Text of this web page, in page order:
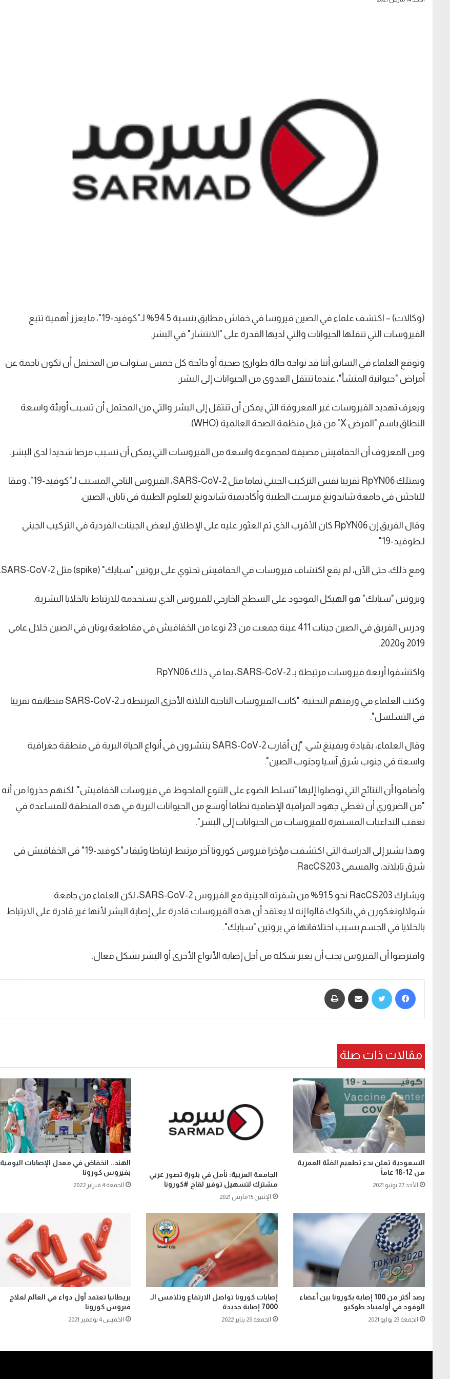
(وكالات) – اكتشف علماء في الصين فيروسا في خفاش مطابق بنسبة 94.5% لـ"كوفيد-19"، ما يعزز أهمية تتبع
الفيروسات التي تنقلها الحيوانات والتي لديها القدرة على "الانتشار" في البشر.
وتوقع العلماء في السابق أننا قد نواجه حالة طوارئ صحية أو جائحة كل خمس سنوات من المحتمل أن تكون ناجمة عن
أمراض "حيوانية المنشأ"، عندما تنتقل العدوى من الحيوانات إلى البشر.
ويعرف تهديد الفيروسات غير المعروفة التي يمكن أن تنتقل إلى البشر والتي من المحتمل أن تسبب أوبئة واسعة
النطاق باسم "المرض X" من قبل منظمة الصحة العالمية (WHO).
ومن المعروف أن الخفافيش مضيفة لمجموعة واسعة من الفيروسات التي يمكن أن تسبب مرضا شديدا لدى البشر.
ويمتلك RpYN06 تقريبا نفس التركيب الجيني تماما مثل SARS-CoV-2، الفيروس التاجي المسبب لـ"كوفيد-19"، وفقا
للباحثين في جامعة شاندونغ فيرست الطبية وأكاديمية شاندونغ للعلوم الطبية في تايان، الصين.
وقال الفريق إن RpYN06 كان الأقرب الذي تم العثور عليه على الإطلاق لبعض الجينات الفردية في التركيب الجيني
لـطوفيد-19".
ومع ذلك، حتى الآن، لم يقع اكتشاف فيروسات في الخفافيش تحتوي على بروتين "سبايك" (spike) مثل SARS-CoV-2.
وبروتين "سبايك" هو الهيكل الموجود على السطح الخارجي للفيروس الذي يستخدمه للارتباط بالخلايا البشرية.
ودرس الفريق في الصين جينات 411 عينة جمعت من 23 نوعا من الخفافيش في مقاطعة يونان في الصين خلال عامي
2019 و2020.
واكتشفوا أربعة فيروسات مرتبطة بـ SARS-CoV-2، بما في ذلك RpYN06.
وكتب العلماء في ورقتهم البحثية: "كانت الفيروسات التاجية الثلاثة الأخرى المرتبطة بـ SARS-CoV-2 متطابقة تقريبا
في التسلسل".
وقال العلماء، بقيادة ويفينغ شي: "إن أقارب SARS-CoV-2 ينتشرون في أنواع الحياة البرية في منطقة جغرافية
واسعة في جنوب شرق آسيا وجنوب الصين".
وأضافوا أن النتائج التي توصلوا إليها "تسلط الضوء على التنوع الملحوظ في فيروسات الخفافيش". لكنهم حذروا من أنه
"من الضروري أن تغطي جهود المراقبة الإضافية نطاقا أوسع من الحيوانات البرية في هذه المنطقة للمساعدة في
تعقب التداعيات المستمرة للفيروسات من الحيوانات إلى البشر".
وهذا يشير إلى الدراسة التي اكتشفت مؤخرا فيروس كورونا آخر مرتبط ارتباطا وثيقا بـ"كوفيد-19" في الخفافيش في
شرق تايلاند، والمسمى RacCS203.
ويشارك RacCS203 نحو 91.5% من شفرته الجينية مع الفيروس SARS-CoV-2، لكن العلماء من جامعة
شولالونغكورن في بانكوك قالوا إنه لا يعتقد أن هذه الفيروسات قادرة على إصابة البشر لأنها غير قادرة على الارتباط
بالخلايا في الجسم بسبب اختلافاتها في بروتين "سبايك".
وافترضوا أن الفيروس يجب أن يغير شكله من أجل إصابة الأنواع الأخرى أو البشر بشكل فعال.
مقالات ذات صلة
السعودية تعلن بدء تطعيم الفئة العمرية
من 12-18 عاماً
الأحد 27 يونيو 2021
الجامعة العربية: نأمل في بلورة تصور عربي
مشترك لتسهيل توفير لقاح #كورونا
الإثنين 15 مارس 2021
الهند.. انخفاض في معدل الإصابات اليومية
بفيروس كورونا
الجمعة 4 فبراير 2022
رصد أكثر من 100 إصابة بكورونا بين أعضاء
الوفود في أولمبياد طوكيو
الجمعة 23 يوليو 2021
إصابات كورونا تواصل الارتفاع وتلامس الـ
7000 إصابة جديدة
الجمعة 28 يناير 2022
بريطانيا تعتمد أول دواء في العالم لعلاج
فيروس كورونا
الخميس 4 نوفمبر 2021